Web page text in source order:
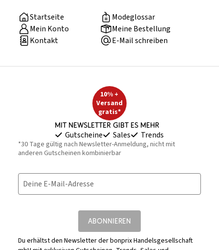
Startseite
Modeglossar
Mein Konto
Meine Bestellung
Kontakt
E-Mail schreiben
10% +
Versand
gratis*
Mit Newsletter gibt es mehr
Gutscheine Sales Trends
*30 Tage gültig nach Newsletter-Anmeldung, nicht mit
anderen Gutscheinen kombinierbar
Deine E-Mail-Adresse
ABONNIEREN
Du erhältst den Newsletter der bonprix Handelsgesellschaft